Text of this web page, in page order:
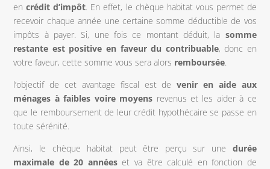
en crédit d’impôt. En effet, le chèque habitat vous permet de
recevoir chaque année une certaine somme déductible de vos
impôts à payer. Si, une fois ce montant déduit, la somme
restante est positive en faveur du contribuable, donc en
votre faveur, cette somme vous sera alors remboursée.
l’objectif de cet avantage fiscal est de venir en aide aux
ménages à faibles voire moyens revenus et les aider à ce
que le remboursement de leur crédit hypothécaire se passe en
toute sérénité.
Ainsi, le chèque habitat peut être perçu sur une durée
maximale de 20 annéeset va être calculé en fonction de